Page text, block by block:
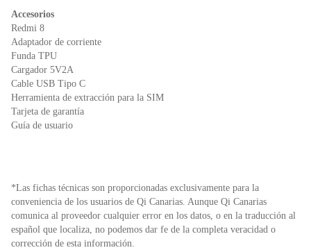
Accesorios
Redmi 8
Adaptador de corriente
Funda TPU
Cargador 5V2A
Cable USB Tipo C
Herramienta de extracción para la SIM
Tarjeta de garantía
Guía de usuario
*Las fichas técnicas son proporcionadas exclusivamente para la
conveniencia de los usuarios de Qi Canarias. Aunque Qi Canarias
comunica al proveedor cualquier error en los datos, o en la traducción al
español que localiza, no podemos dar fe de la completa veracidad o
corrección de esta información.